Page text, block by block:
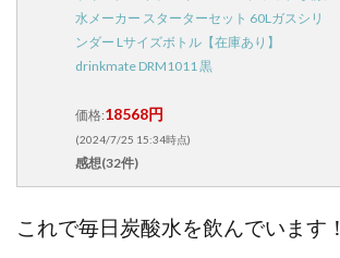
水メーカー スターターセット 60Lガスシリ
ンダー Lサイズボトル【在庫あり】
drinkmate DRM1011 黒
価格:18568円
(2024/7/25 15:34時点)
感想(32件)
これで毎日炭酸水を飲んでいます！